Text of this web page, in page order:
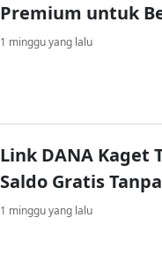
Premium untuk
1 minggu yang lalu
Link DANA Kaget
Saldo Gratis
1 minggu yang lalu